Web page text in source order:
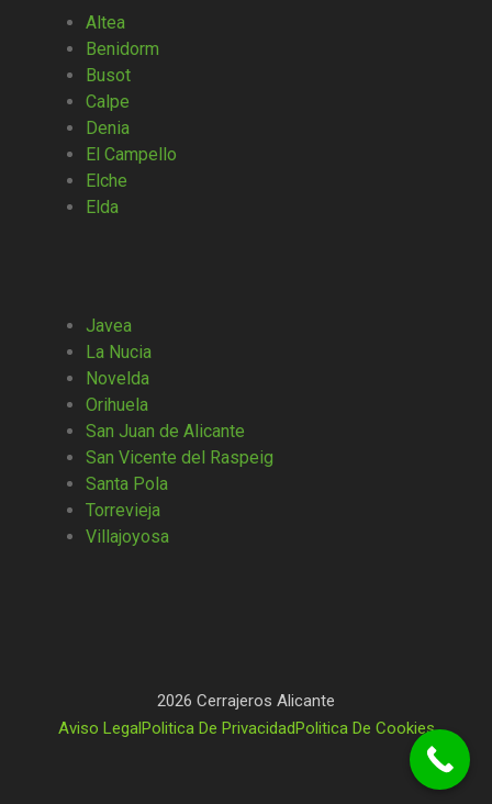
Altea
Benidorm
Busot
Calpe
Denia
El Campello
Elche
Elda
Javea
La Nucia
Novelda
Orihuela
San Juan de Alicante
San Vicente del Raspeig
Santa Pola
Torrevieja
Villajoyosa
2026 Cerrajeros Alicante
Aviso LegalPolitica De PrivacidadPolitica De Cookies